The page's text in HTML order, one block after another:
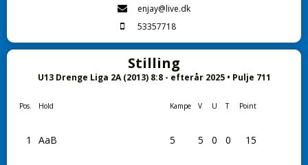
enjay@live.dk
53357718
Stilling
U13 Drenge Liga 2A (2013) 8:8 - efterår 2025 • Pulje 711
Pos. Hold Kampe V U T Point
1 AaB 5 5 0 0 15